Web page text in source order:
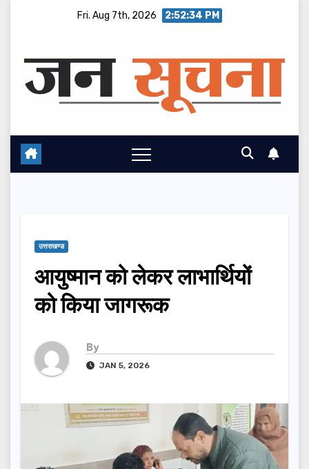
Fri. Aug 7th, 2026 2:52:35 PM
उत्तराखण्ड
आयुष्मान को लेकर लाभार्थियों
को किया जागरूक
By
JAN 5, 2026